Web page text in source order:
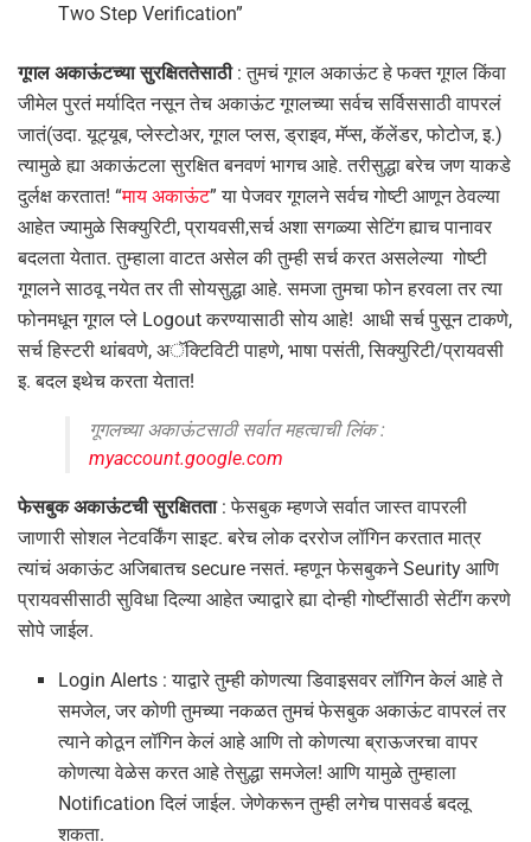
Two Step Verification”
गूगल अकाऊंटच्या सुरक्षिततेसाठी: तुमचं गूगल अकाऊंट हे फक्त गूगल किंवा
जीमेल पुरतं मर्यादित नसून तेच अकाऊंट गूगलच्या सर्वच सर्विससाठी वापरलं
जातं(उदा. यूट्यूब, प्लेस्टोअर, गूगल प्लस, ड्राइव, मॅप्स, कॅलेंडर, फोटोज, इ.)
त्यामुळे ह्या अकाऊंटला सुरक्षित बनवणं भागच आहे. तरीसुद्धा बरेच जण याकडे
दुर्लक्ष करतात! “माय अकाऊंट” या पेजवर गूगलने सर्वच गोष्टी आणून ठेवल्या
आहेत ज्यामुळे सिक्युरिटी, प्रायवसी,सर्च अशा सगळ्या सेटिंग ह्याच पानावर
बदलता येतात. तुम्हाला वाटत असेल की तुम्ही सर्च करत असलेल्या गोष्टी
गूगलने साठवू नयेत तर ती सोयसुद्धा आहे. समजा तुमचा फोन हरवला तर त्या
फोनमधून गूगल प्ले Logout करण्यासाठी सोय आहे! आधी सर्च पुसून टाकणे,
सर्च हिस्टरी थांबवणे, अॅक्टिविटी पाहणे, भाषा पसंती, सिक्युरिटी/प्रायवसी
इ. बदल इथेच करता येतात!
गूगलच्या अकाऊंटसाठी सर्वात महत्वाची लिंक :
myaccount.google.com
फेसबुक अकाऊंटची सुरक्षितता: फेसबुक म्हणजे सर्वात जास्त वापरली
जाणारी सोशल नेटवर्किंग साइट. बरेच लोक दररोज लॉगिन करतात मात्र
त्यांचं अकाऊंट अजिबातच secure नसतं. म्हणून फेसबुकने Seurity आणि
प्रायवसीसाठी सुविधा दिल्या आहेत ज्याद्वारे ह्या दोन्ही गोष्टींसाठी सेटींग करणे
सोपे जाईल.
Login Alerts : याद्वारे तुम्ही कोणत्या डिवाइसवर लॉगिन केलं आहे ते
समजेल, जर कोणी तुमच्या नकळत तुमचं फेसबुक अकाऊंट वापरलं तर
त्याने कोठून लॉगिन केलं आहे आणि तो कोणत्या ब्राऊजरचा वापर
कोणत्या वेळेस करत आहे तेसुद्धा समजेल! आणि यामुळे तुम्हाला
Notification दिलं जाईल. जेणेकरून तुम्ही लगेच पासवर्ड बदलू
शकता.